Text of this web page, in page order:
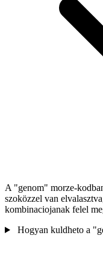
A "genom" morze-
szoközzel van
kombinaciojanak felel
Hogyan kuldheto a